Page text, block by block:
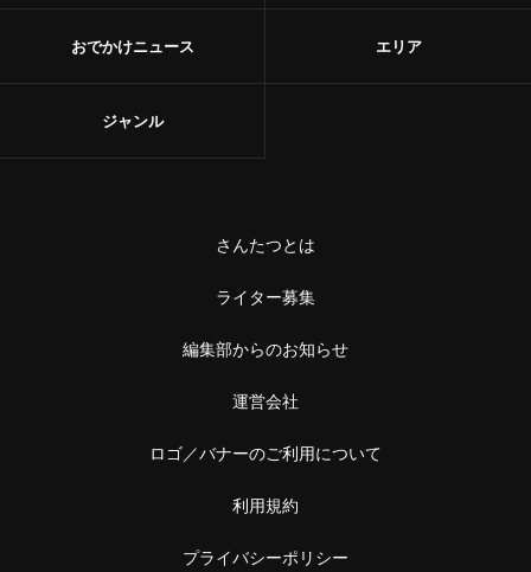
おでかけニュース エリア
ジャンル
さんたつとは
ライター募集
編集部からのお知らせ
運営会社
ロゴ／バナーのご利用について
利用規約
プライバシーポリシー